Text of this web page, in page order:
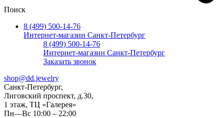
Поиск
8 (499) 500-14-76
Интернет-магазин Санкт-Петербург
8 (499) 500-14-76
Интернет-магазин Санкт-Петербург
Заказать звонок
shop@dd.jewelry
Санкт-Петербург,
Лиговский проспект, д.30,
1 этаж, ТЦ «Галерея»
Пн—Вс 10:00 – 22:00